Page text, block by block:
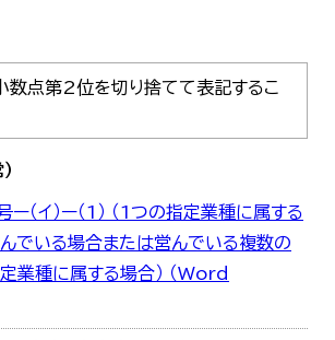
数点第2位を切り捨てて表記するこ
（イ）ー（1） （1つの指定業種に属する
でいる場合または営んでいる複数の
業種に属する場合） （Word